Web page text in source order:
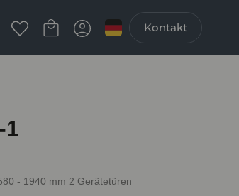
Kontakt
1
- 1940 mm 2 Gerätetüren